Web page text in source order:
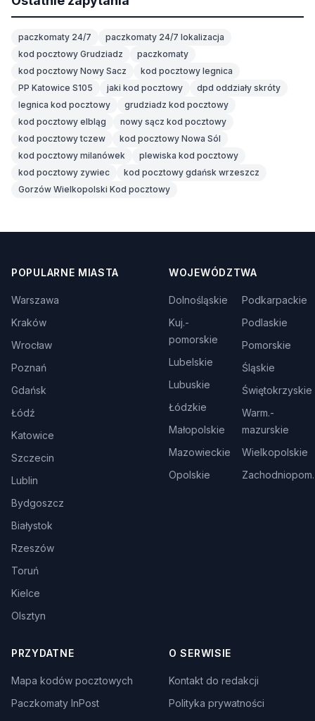
paczkomaty 24/7
paczkomaty 24/7 lokalizacja
kod pocztowy Grudziadz
paczkomaty
kod pocztowy Nowy Sacz
kod pocztowy legnica
PP Katowice S105
jaki kod pocztowy
dpd oddziały skróty
legnica kod pocztowy
grudziadz kod pocztowy
kod pocztowy elbląg
nowy sącz kod pocztowy
kod pocztowy tczew
kod pocztowy Nowa Sól
kod pocztowy milanówek
plewiska kod pocztowy
kod pocztowy zywiec
kod pocztowy gdańsk wrzeszcz
Gorzów Wielkopolski Kod pocztowy
POPULARNE MIASTA
Warszawa
Kraków
Wrocław
Poznań
Gdańsk
Łódź
Katowice
Szczecin
Lublin
Bydgoszcz
Białystok
Rzeszów
Toruń
Kielce
Olsztyn
WOJEWÓDZTWA
Dolnośląskie
Kuj.-
pomorskie
Lubelskie
Lubuskie
Łódzkie
Małopolskie
Mazowieckie
Opolskie
Podkarpackie
Podlaskie
Pomorskie
Śląskie
Świętokrzyskie
Warm.-
mazurskie
Wielkopolskie
Zachodniopom.
PRZYDATNE
Mapa kodów pocztowych
Paczkomaty InPost
O SERWISIE
Kontakt do redakcji
Polityka prywatności